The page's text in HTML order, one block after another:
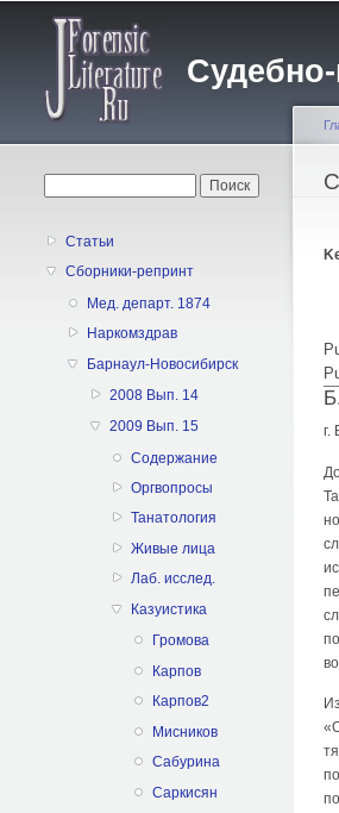
Статьи
Сборники-репринт
Мед. департ. 1874
Наркомздрав
Барнаул-Новосибирск
2008 Вып. 14
2009 Вып. 15
Содержание
Оргвопросы
Танатология
Живые лица
Лаб. исслед.
Казуистика
Громова
Карпов
Карпов2
Мисников
Сабурина
Саркисян
г.